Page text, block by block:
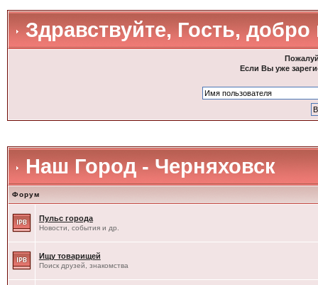
Здравствуйте, Гость,
Если Вы уже
Наш Город - Черняховск
Форум
Пульс города
Новости, события и др.
Ищу товарищей
Поиск друзей, знакомства